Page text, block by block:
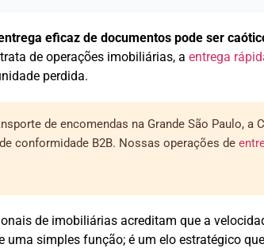
eficaz de documentos pode ser
de operações imobiliárias, a entrega
perdida.
de encomendas na Grande São Paulo, a
conformidade B2B. Nossas operações de
de imobiliárias acreditam que a
uma simples função; é um elo estratégico